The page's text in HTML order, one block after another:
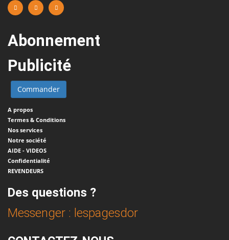
Abonnement
Publicité
A propos
Termes & Conditions
Nos services
Notre société
AIDE - VIDEOS
Confidentialité
REVENDEURS
Des questions ?
Messenger : lespagesdor